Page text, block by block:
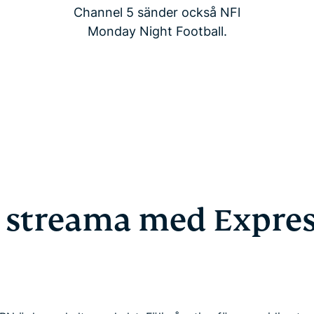
Channel 5 sänder också NFl
Monday Night Football.
med